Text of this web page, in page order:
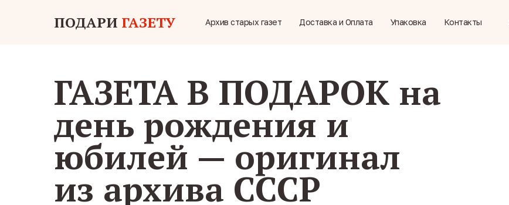
ПОДАРИ ГАЗЕТУ Архив старых газет Доставка и Оплата Упаковка Контакты
ГАЗЕТА В ПОДАРОК на
день рождения и
юбилей — оригинал
из архива СССР